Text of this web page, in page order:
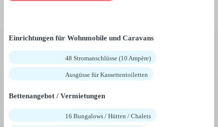
Einrichtungen für Wohnmobile und Caravans
48 Stromanschlüsse (10 Ampère)
Ausgüsse für Kassettentoiletten
Bettenangebot / Vermietungen
16 Bungalows / Hütten / Chalets